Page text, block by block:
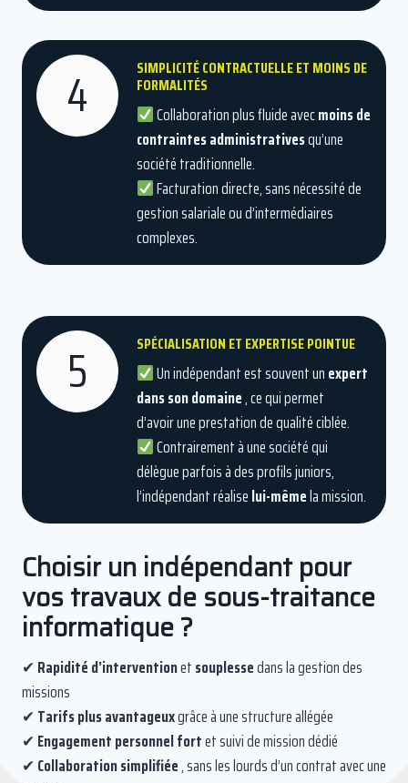
4 SIMPLICITÉ CONTRACTUELLE ET MOINS DE
FORMALITÉS
Collaboration plus fluide avecmoins de
contraintes administrativesqu’une
société traditionnelle.
Facturation directe, sans nécessité de
gestion salariale ou d’intermédiaires
complexes.
5 SPÉCIALISATION ET EXPERTISE POINTUE
Un indépendant est souvent unexpert
dans son domaine, ce qui permet
d’avoir une prestation de qualité ciblée.
Contrairement à une société qui
délègue parfois à des profils juniors,
l’indépendant réaliselui-mêmela mission.
Choisir un indépendant pour
vos travaux de sous-traitance
informatique ?
✔ Rapidité d’interventionetsouplessedans la gestion des
missions
✔ Tarifs plus avantageuxgrâce à une structure allégée
✔ Engagement personnel fortet suivi de mission dédié
✔ Collaboration simplifiée, sans les lourds d’un contrat avec une